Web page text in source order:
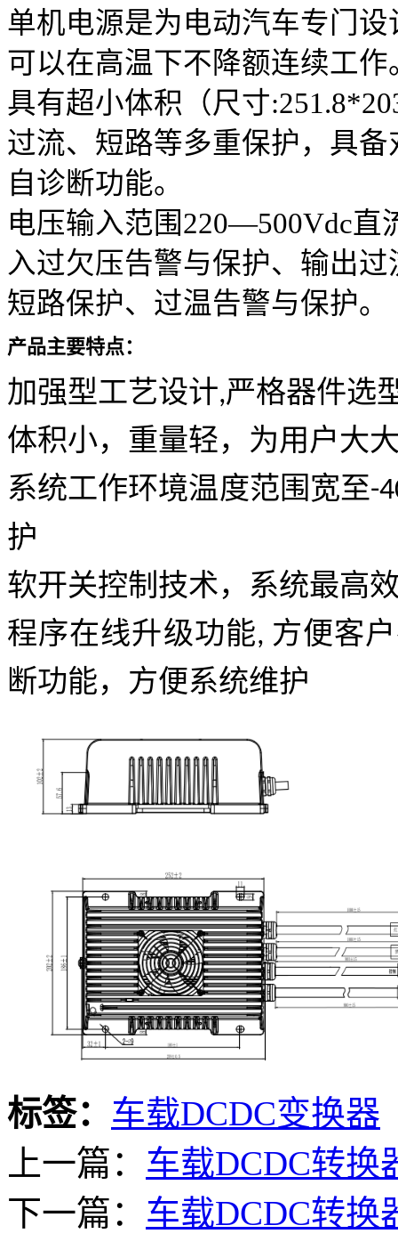
单机电源是为电动汽车专门
可以在高温下不降额连续工作
具有超小体积（尺寸
过流、短路等多重保护，具
自诊断功能。
电压输入范围220—500Vdc直
入过欠压告警与保护、输出
短路保护、过温告警与保护。
产品主要特点：
加强型工艺设计,严格器件选
体积小，重量轻，为用户大
系统工作环境温度范围宽至-
护
软开关控制技术，系统最高
程序在线升级功能, 方便客
断功能，方便系统维护
标签： 车载DCDC变换器
上一篇： 车载DCDC转换
下一篇： 车载DCDC转换